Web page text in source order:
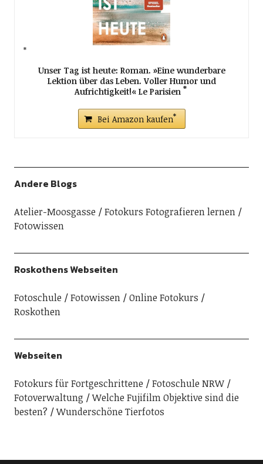
Unser Tag ist heute: Roman. »Eine wunderbare
Lektion über das Leben. Voller Humor und
Aufrichtigkeit!« Le Parisien
Bei Amazon kaufen
Andere Blogs
Atelier-Moosgasse
Fotokurs Fotografieren lernen
Fotowissen
Roskothens Webseiten
Fotoschule Fotowissen
Online Fotokurs
Roskothen
Webseiten
Fotokurs für Fortgeschrittene
Fotoschule NRW
Fotoverwaltung
Welche Fujifilm Objektive sind die
besten?
Wunderschöne Tierfotos